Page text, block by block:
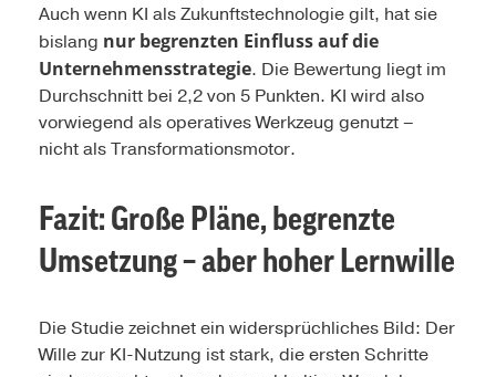
Auch wenn KI als Zukunftstechnologie gilt, hat sie
bislang nur begrenzten Einfluss auf die
Unternehmensstrategie. Die Bewertung liegt im
Durchschnitt bei 2,2 von 5 Punkten. KI wird also
vorwiegend als operatives Werkzeug genutzt –
nicht als Transformationsmotor.
Fazit: Große Pläne, begrenzte
Umsetzung – aber hoher Lernwille
Die Studie zeichnet ein widersprüchliches Bild: Der
Wille zur KI-Nutzung ist stark, die ersten Schritte